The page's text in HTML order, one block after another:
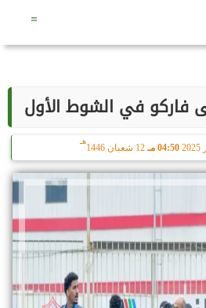
=
فاركو في الشوط الأول
04:50 مـ 12 شعبان 1446
هـ